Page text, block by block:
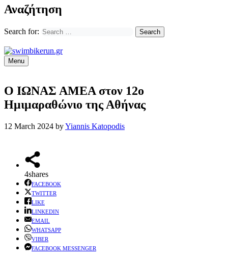
Αναζήτηση
Search for:
Menu
Ο ΙΩΝΑΣ ΑΜΕΑ στον 12ο
Ημιμαραθώνιο της Αθήνας
12 March 2024 byYiannis Katopodis
4shares
FACEBOOK
TWITTER
LIKE
LINKEDIN
EMAIL
WHATSAPP
VIBER
FACEBOOK MESSENGER